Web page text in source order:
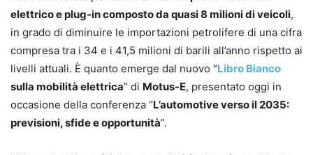
elettrico e plug-in composto da quasi 8 milioni di veicoli,
in grado di diminuire le importazioni petrolifere di una cifra
compresa tra i 34 e i 41,5 milioni di barili all’anno rispetto ai
livelli attuali. È quanto emerge dal nuovo “Libro Bianco
sulla mobilità elettrica” di Motus-E, presentato oggi in
occasione della conferenza “L’automotive verso il 2035:
previsioni, sfide e opportunità”.